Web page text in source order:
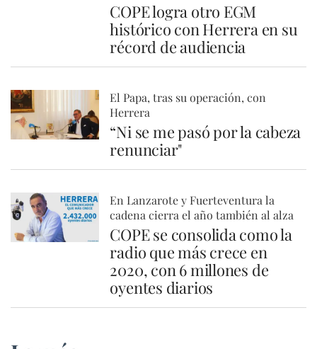
COPE logra otro EGM
histórico con Herrera en su
récord de audiencia
El Papa, tras su operación, con
Herrera
“Ni se me pasó por la cabeza
renunciar"
En Lanzarote y Fuerteventura la
cadena cierra el año también al alza
COPE se consolida como la
radio que más crece en
2020, con 6 millones de
oyentes diarios